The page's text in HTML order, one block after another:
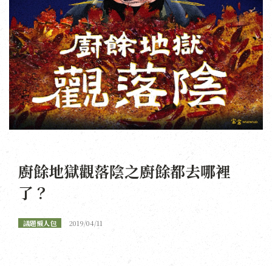
廚餘地獄觀落陰之廚餘都去哪裡
了？
議題懶人包 2019/04/11